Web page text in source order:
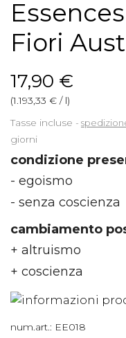
Fiori
17,90 €
(1.193,33 € / l)
Tasse incluse
giorni
condizione
- egoismo
- senza coscienza
cambiamento
+ altruismo
+ coscienza
num.art.: EE018